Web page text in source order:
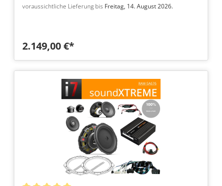
voraussichtliche Lieferung bis Freitag, 14. August 2026.
2.149,00 €*